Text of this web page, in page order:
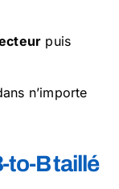
puis
n’importe
to-B taillé